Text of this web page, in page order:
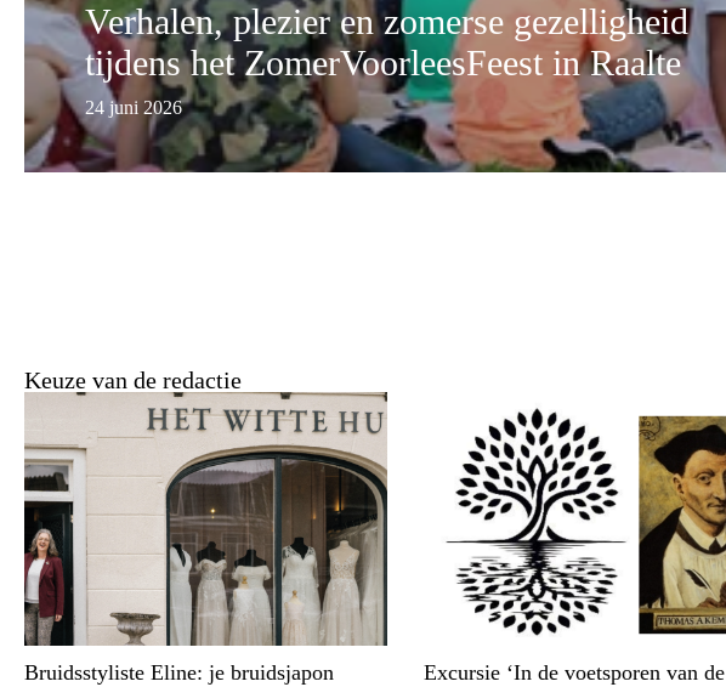
Verhalen, plezier en zomerse gezelligheid
tijdens het ZomerVoorleesFeest in Raalte
24 juni 2026
Keuze van de redactie
Bruidsstyliste Eline: je bruidsjapon
Excursie ‘In de voetsporen van de